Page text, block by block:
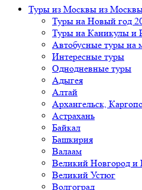
Туры из Москвы из
Туры на Новый год
Туры на Каникулы и
Автобусные туры на
Интересные туры
Однодневные туры
Адыгея
Алтай
Архангельск,
Астрахань
Байкал
Башкирия
Валаам
Великий Новгород и
Великий Устюг
Волгоград